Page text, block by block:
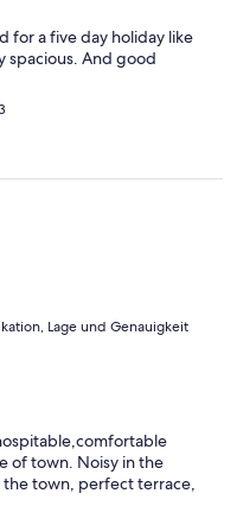
for a five day holiday like
spacious. And good
Lage und Genauigkeit
of town. Noisy in the
town, perfect terrace,